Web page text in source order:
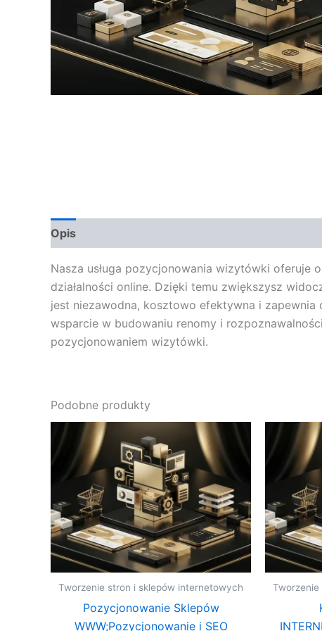
Opis
Nasza usługa pozycjonowania wizytówki oferuje
działalności online. Dzięki temu zwiększysz
jest niezawodna, kosztowo efektywna i
wsparcie w budowaniu renomy i
pozycjonowaniem wizytówki.
Podobne produkty
Tworzenie stron i sklepów internetowych
Pozycjonowanie Sklepów
WWW;Pozycjonowanie i SEO